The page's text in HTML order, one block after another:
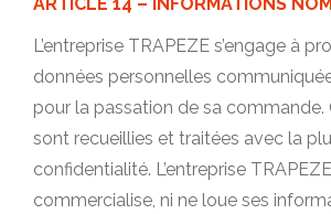
L’entreprise TRAPEZE s’engage à
données personnelles
pour la passation de sa commande.
sont recueillies et traitées avec la
confidentialité. L’entreprise
commercialise, ni ne loue ses